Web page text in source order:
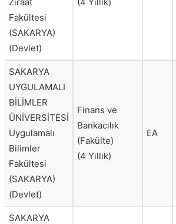
Fakültesi
(SAKARYA)
(Devlet)
SAKARYA
UYGULAMALI
BİLİMLER
ÜNİVERSİTESİ
Uygulamalı
Bilimler
Fakültesi
(SAKARYA)
(Devlet)
Finans ve
Bankacılık
(Fakülte)
(4 Yıllık)
EA
SAKARYA